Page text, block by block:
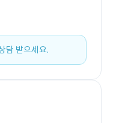
담 받으세요.